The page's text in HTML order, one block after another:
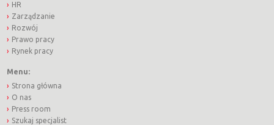
HR
Zarządzanie
Rozwój
Prawo pracy
Rynek pracy
Menu:
Strona główna
O nas
Press room
Szukaj specjalist